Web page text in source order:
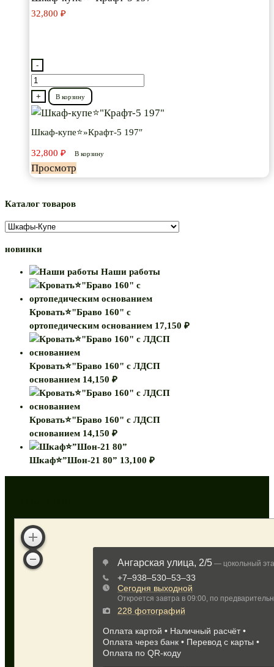
32,800 ₽
-
Количество
товара
Шкаф-
197"
+ В корзину
Шкаф-купе⭐»Крафт-5 197″
32,800 ₽ В корзину
Просмотр
Каталог товаров
новинки
Наши работы
Кровать⭐"Браво 160" с
ортопедическим основанием 17,150 ₽
Кровать⭐"Браво 160" с ЛДСП
основанием 14,150 ₽
Кровать⭐"Браво 160" с ЛДСП
основанием 14,150 ₽
Шкаф⭐”Шон-21 80” 13,100 ₽